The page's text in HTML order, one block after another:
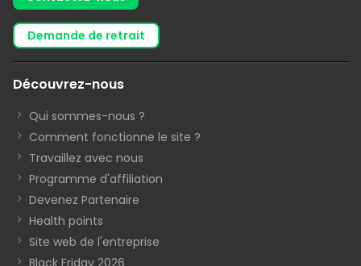
demande de retrait
Découvrez-nous
Qui sommes-nous ?
Comment fonctionne le site ?
Travaillez avec nous
Programme d'affiliation
Devenez Partenaire
Health points
Site web de l'entreprise
Black Friday 2026